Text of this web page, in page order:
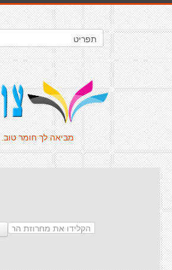
מביאה לך חומר טוב.